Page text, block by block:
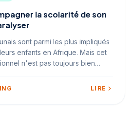
la scolarité de son
sont parmi les plus impliqués
enfants en Afrique. Mais cet
n'est pas toujours bien
l'anxiété et de la démotivation.
LIRE